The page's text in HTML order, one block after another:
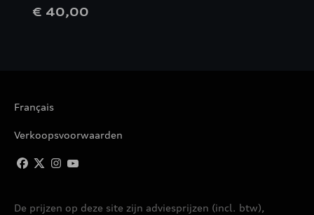
€ 40,00
Français
Verkoopsvoorwaarden
De prijzen op deze site zijn adviesprijzen (incl. btw),